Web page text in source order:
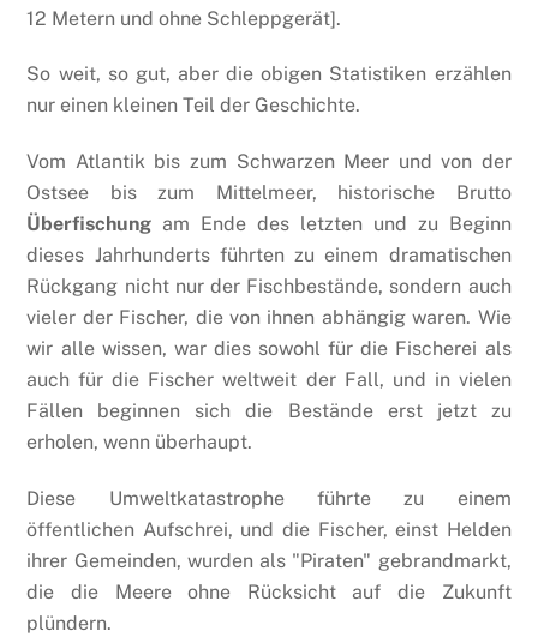
12 Metern und ohne Schleppgerät].
So weit, so gut, aber die obigen Statistiken erzählen
nur einen kleinen Teil der Geschichte.
Vom Atlantik bis zum Schwarzen Meer und von der
Ostsee bis zum Mittelmeer, historische Brutto
Überfischung am Ende des letzten und zu Beginn
dieses Jahrhunderts führten zu einem dramatischen
Rückgang nicht nur der Fischbestände, sondern auch
vieler der Fischer, die von ihnen abhängig waren. Wie
wir alle wissen, war dies sowohl für die Fischerei als
auch für die Fischer weltweit der Fall, und in vielen
Fällen beginnen sich die Bestände erst jetzt zu
erholen, wenn überhaupt.
Diese Umweltkatastrophe führte zu einem
öffentlichen Aufschrei, und die Fischer, einst Helden
ihrer Gemeinden, wurden als "Piraten" gebrandmarkt,
die die Meere ohne Rücksicht auf die Zukunft
plündern.